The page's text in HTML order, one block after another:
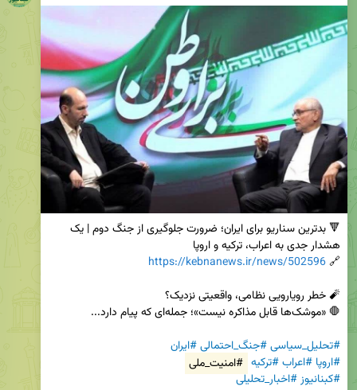
🔗
https://kebnanews.ir/news/502596
#تحلیل_سیاسی#جنگ_احتمالی#ایران
#اروپا #اعراب#ترکیه #امنیت_ملی
#کبنانیوز#اخبار_تحلیلی